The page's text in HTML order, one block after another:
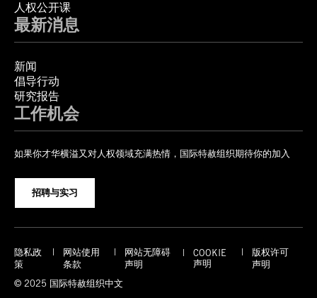
人权公开课
最新消息
新闻
倡导行动
研究报告
工作机会
如果你才华横溢又对人权领域充满热情，国际特赦组织期待你的加入
招聘与实习
隐私政
策
网站使用
条款
网站无障碍
声明
COOKIE
声明
版权许可
声明
© 2025 国际特赦组织中文